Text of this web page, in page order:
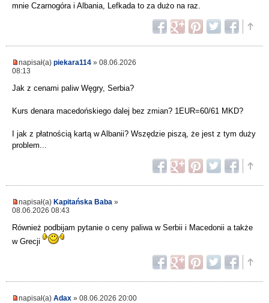
mnie Czarnogóra i Albania, Lefkada to za dużo na raz.
napisał(a) piekara114 » 08.06.2026
08:13
Jak z cenami paliw Węgry, Serbia?
Kurs denara macedońskiego dalej bez zmian? 1EUR=60/61 MKD?
I jak z płatnością kartą w Albanii? Wszędzie piszą, że jest z tym duży
problem...
napisał(a) Kapitańska Baba »
08.06.2026 08:43
Również podbijam pytanie o ceny paliwa w Serbii i Macedonii a także
w Grecji
napisał(a) Adax » 08.06.2026 20:00